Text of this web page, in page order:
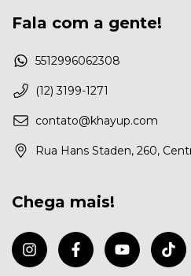
Fala com a gente!
5512996062308
(12) 3199-1271
contato@khayup.com
Rua Hans Staden, 260,
Chega mais!